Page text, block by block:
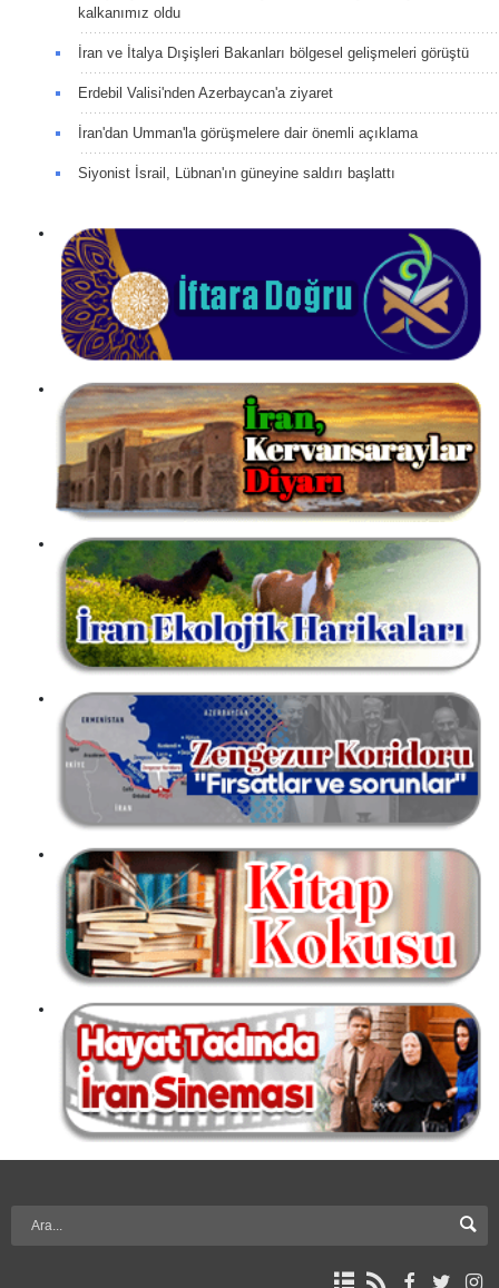
kalkanımız oldu
İran ve İtalya Dışişleri Bakanları bölgesel gelişmeleri görüştü
Erdebil Valisi'nden Azerbaycan'a ziyaret
İran'dan Umman'la görüşmelere dair önemli açıklama
Siyonist İsrail, Lübnan'ın güneyine saldırı başlattı